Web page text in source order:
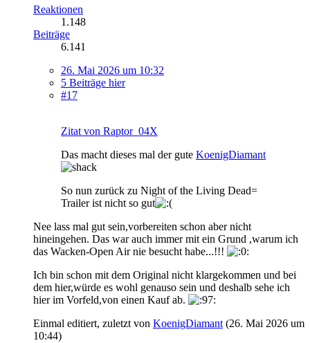
Reaktionen
1.148
Beiträge
6.141
26. Mai 2026 um 10:32
5 Beiträge hier
#17
Zitat von Raptor_04X
Das macht dieses mal der gute KoenigDiamant
So nun zurück zu Night of the Living Dead=
Trailer ist nicht so gut
Nee lass mal gut sein,vorbereiten schon aber nicht
hineingehen. Das war auch immer mit ein Grund ,warum ich
das Wacken-Open Air nie besucht habe...!!!
Ich bin schon mit dem Original nicht klargekommen und bei
dem hier,würde es wohl genauso sein und deshalb sehe ich
hier im Vorfeld,von einen Kauf ab.
Einmal editiert, zuletzt von KoenigDiamant (26. Mai 2026 um
10:44)